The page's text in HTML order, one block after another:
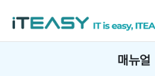
매뉴얼